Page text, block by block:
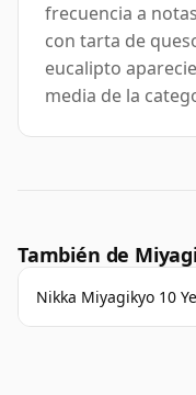
frecuencia a
con tarta de
eucalipto
media de la
También de
Nikka Miyagikyo 10